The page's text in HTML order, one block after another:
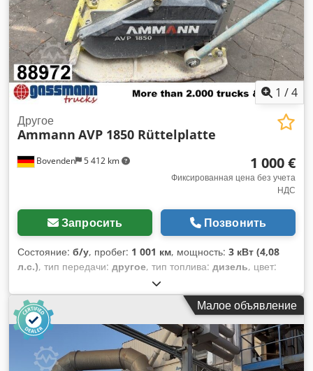
1 /4
Bovenden 5 412 km
Другое
Ammann AVP 1850 Rüttelplatte
1 000 €
Фиксированная цена без учета
НДС
Запросить Позвонить
Состояние: б/у, пробег: 1 001 км, мощность: 3 кВт (4,08
л.с.), тип передачи: другое, тип топлива: дизель, цвет:
111 кг
01/2006, Год выпуска:2006, кабина водителя:другое,
Малое объявление